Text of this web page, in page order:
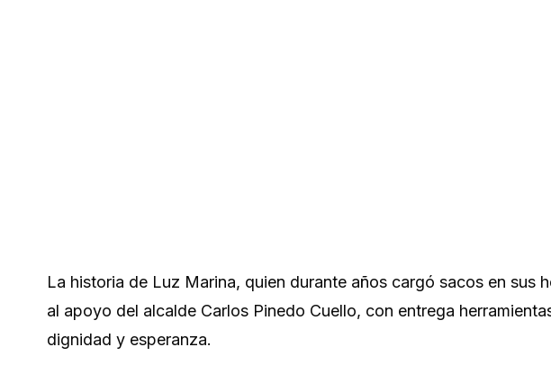
La historia de Luz Marina, quien durante años cargó sacos en sus
al apoyo del alcalde Carlos Pinedo Cuello, con entrega
dignidad y esperanza.